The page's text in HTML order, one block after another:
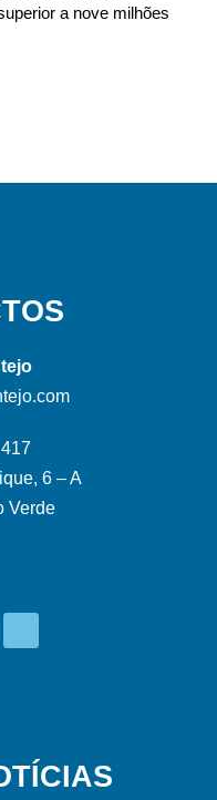
a nove milhões
6 – A
Verde